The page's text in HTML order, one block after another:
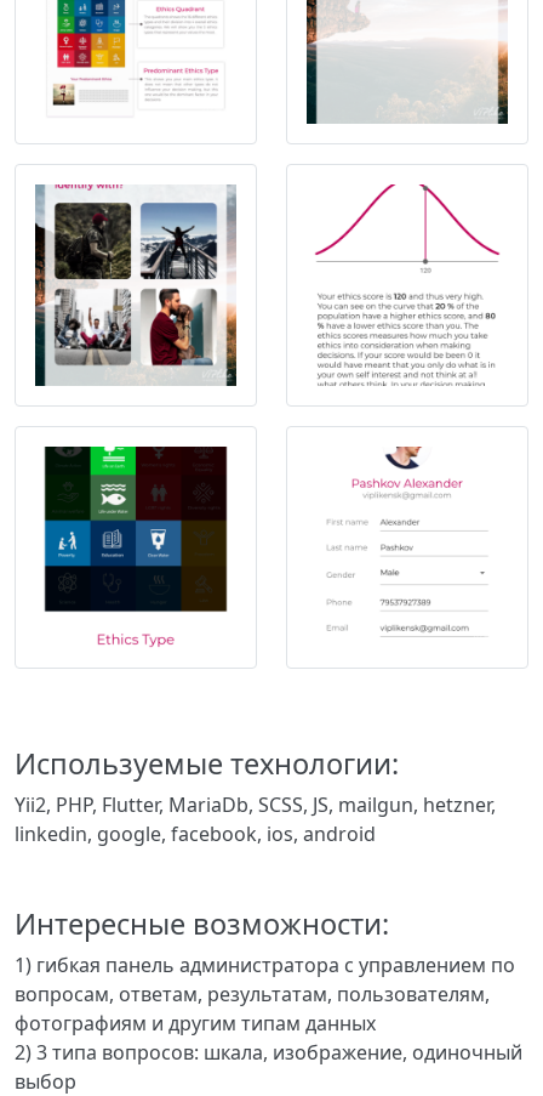
Используемые технологии:
Yii2, PHP, Flutter, MariaDb, SCSS, JS, mailgun, hetzner,
linkedin, google, facebook, ios, android
Интересные возможности:
1) гибкая панель администратора с управлением по
вопросам, ответам, результатам, пользователям,
фотографиям и другим типам данных
2) 3 типа вопросов: шкала, изображение, одиночный
выбор